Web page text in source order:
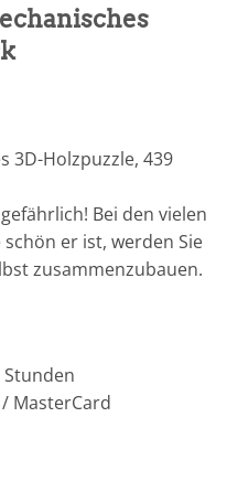
3D-Holzpuzzle, 439
Bei den vielen
er ist, werden Sie
zusammenzubauen.
Stunden
MasterCard